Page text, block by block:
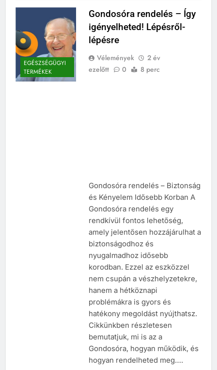
EGÉSZSÉGÜGYI
TERMÉKEK
Gondosóra rendelés – Így
igényelheted! Lépésről-
lépésre
Vélemények
2 év
ezelőtt
0 8 perc
Gondosóra rendelés – Biztonság
és Kényelem Idősebb Korban A
Gondosóra rendelés egy
rendkívül fontos lehetőség,
amely jelentősen hozzájárulhat a
biztonságodhoz és
nyugalmadhoz idősebb
korodban. Ezzel az eszközzel
nem csupán a vészhelyzetekre,
hanem a hétköznapi
problémákra is gyors és
hatékony megoldást nyújthatsz.
Cikkünkben részletesen
bemutatjuk, mi is az a
Gondosóra, hogyan működik, és
hogyan rendelheted meg….